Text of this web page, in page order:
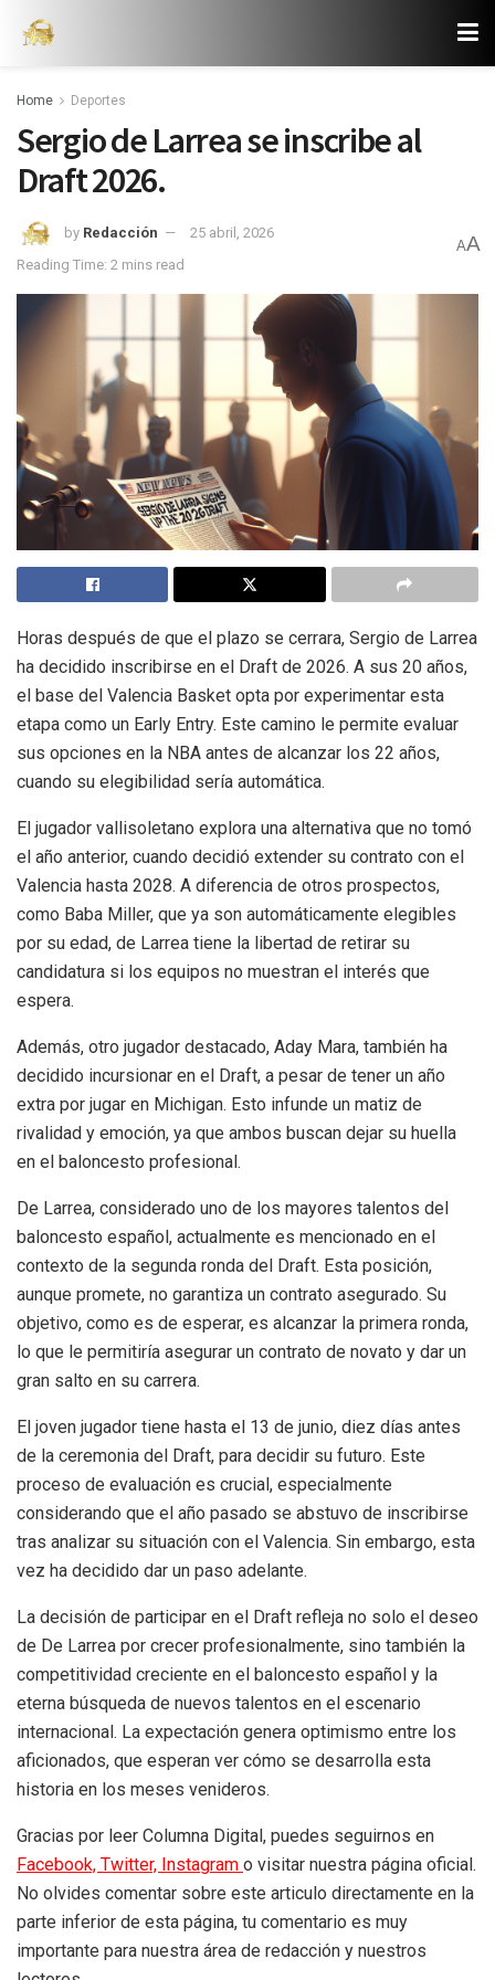
Home Deportes
Sergio de Larrea se inscribe al
Draft 2026.
by Redacción
25 abril, 2026
Reading Time: 2 mins read
AA
Horas después de que el plazo se cerrara, Sergio de Larrea
ha decidido inscribirse en el Draft de 2026. A sus 20 años,
el base del Valencia Basket opta por experimentar esta
etapa como un Early Entry. Este camino le permite evaluar
sus opciones en la NBA antes de alcanzar los 22 años,
cuando su elegibilidad sería automática.
El jugador vallisoletano explora una alternativa que no tomó
el año anterior, cuando decidió extender su contrato con el
Valencia hasta 2028. A diferencia de otros prospectos,
como Baba Miller, que ya son automáticamente elegibles
por su edad, de Larrea tiene la libertad de retirar su
candidatura si los equipos no muestran el interés que
espera.
Además, otro jugador destacado, Aday Mara, también ha
decidido incursionar en el Draft, a pesar de tener un año
extra por jugar en Michigan. Esto infunde un matiz de
rivalidad y emoción, ya que ambos buscan dejar su huella
en el baloncesto profesional.
De Larrea, considerado uno de los mayores talentos del
baloncesto español, actualmente es mencionado en el
contexto de la segunda ronda del Draft. Esta posición,
aunque promete, no garantiza un contrato asegurado. Su
objetivo, como es de esperar, es alcanzar la primera ronda,
lo que le permitiría asegurar un contrato de novato y dar un
gran salto en su carrera.
El joven jugador tiene hasta el 13 de junio, diez días antes
de la ceremonia del Draft, para decidir su futuro. Este
proceso de evaluación es crucial, especialmente
considerando que el año pasado se abstuvo de inscribirse
tras analizar su situación con el Valencia. Sin embargo, esta
vez ha decidido dar un paso adelante.
La decisión de participar en el Draft refleja no solo el deseo
de De Larrea por crecer profesionalmente, sino también la
competitividad creciente en el baloncesto español y la
eterna búsqueda de nuevos talentos en el escenario
internacional. La expectación genera optimismo entre los
aficionados, que esperan ver cómo se desarrolla esta
historia en los meses venideros.
Gracias por leer Columna Digital, puedes seguirnos en
Facebook, Twitter, Instagram o visitar nuestra página oficial.
No olvides comentar sobre este articulo directamente en la
parte inferior de esta página, tu comentario es muy
importante para nuestra área de redacción y nuestros